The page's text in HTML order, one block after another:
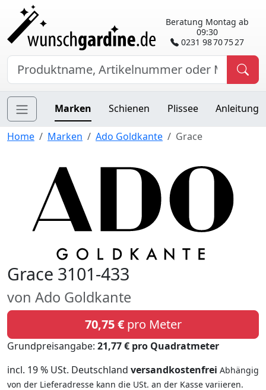
Beratung Montag ab
09:30
0231 98 70 75 27
Marken Schienen Plissee Anleitung
Home Marken Ado Goldkante Grace
Grace 3101-433
von Ado Goldkante
70,75 €pro Meter
Grundpreisangabe: 21,77 € pro Quadratmeter
incl. 19 % USt. Deutschland versandkostenfrei Abhängig
von der Lieferadresse kann die USt. an der Kasse variieren.